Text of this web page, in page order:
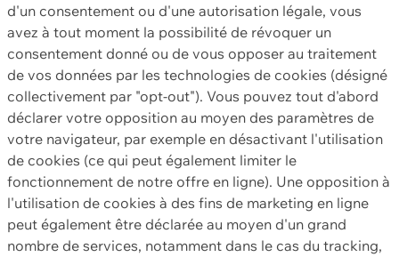
d'un consentement ou d'une autorisation légale, vous
avez à tout moment la possibilité de révoquer un
consentement donné ou de vous opposer au traitement
de vos données par les technologies de cookies (désigné
collectivement par "opt-out"). Vous pouvez tout d'abord
déclarer votre opposition au moyen des paramètres de
votre navigateur, par exemple en désactivant l'utilisation
de cookies (ce qui peut également limiter le
fonctionnement de notre offre en ligne). Une opposition à
l'utilisation de cookies à des fins de marketing en ligne
peut également être déclarée au moyen d'un grand
nombre de services, notamment dans le cas du tracking,